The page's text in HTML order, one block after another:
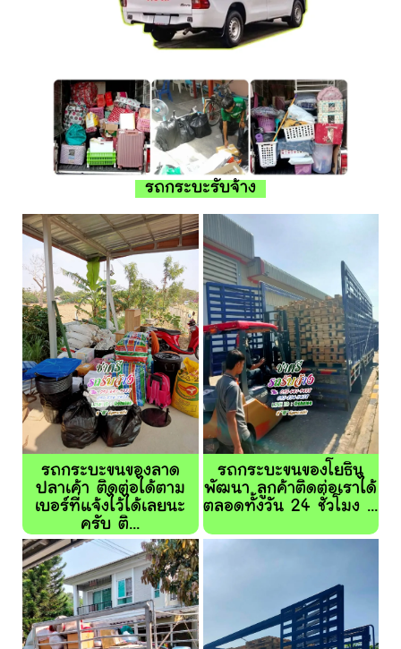
รถกระบะรับจ้าง
รถกระบะขนของลาด
ปลาเค้า ติดต่อได้ตาม
เบอร์ที่แจ้งไว้ได้เลยนะ
ครับ ติ...
รถกระบะขนของโยธิน
พัฒนา ลูกค้าติดต่อเราได้
ตลอดทั้งวัน 24 ชั่วโมง ...